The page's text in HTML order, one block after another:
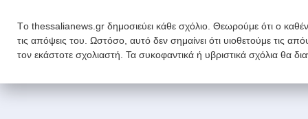
Tο thessalianews.gr δημοσιεύει κάθε σχόλιο. Θεωρούμε ότι ο
τις απόψεις του. Ωστόσο, αυτό δεν σημαίνει ότι υιοθετούμε τις
τον εκάστοτε σχολιαστή. Τα συκοφαντικά ή υβριστικά σχόλια θα